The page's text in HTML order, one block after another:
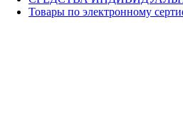
Товары по электронному